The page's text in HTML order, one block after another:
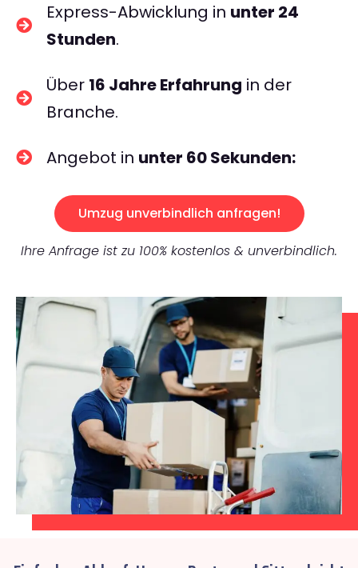
Express-Abwicklung in unter 24
Stunden.
Über 16 Jahre Erfahrung in der
Branche.
Angebot in unter 60 Sekunden:
Umzug unverbindlich anfragen!
Ihre Anfrage ist zu 100% kostenlos & unverbindlich.